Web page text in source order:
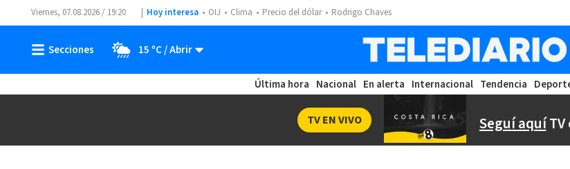
Viernes, 07.08.2026 / 19:20 Hoy interesa OIJ Clima Precio del dólar Rodrigo Chaves
15 ºC
Última hora Nacional En alerta Internacional Tendencia
Seguí aquí
TV EN VIVO